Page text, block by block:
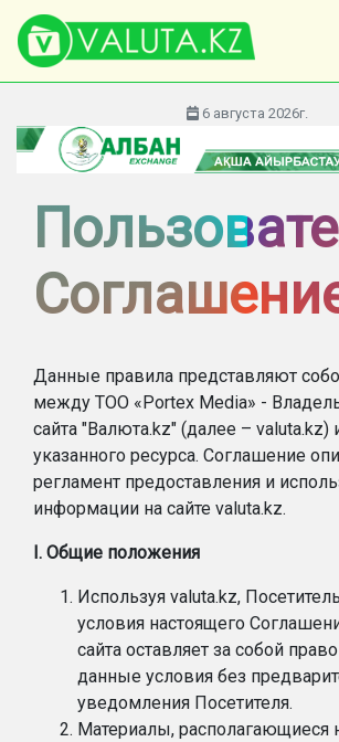
6 августа 2026г.
Данные правила представляют
между ТОО «Portex Media» -
сайта "Валюта.kz" (далее – valuta.kz)
указанного ресурса. Соглашение
регламент предоставления и
информации на сайте valuta.kz.
I. Общие положения
Используя valuta.kz,
условия настоящего
сайта оставляет за собой
данные условия без
уведомления Посетителя.
Материалы, располагающиеся